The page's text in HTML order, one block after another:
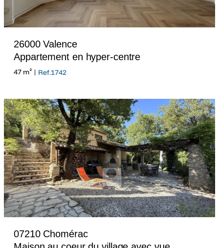
26000 Valence
Appartement en hyper-centre
47 m² | Ref.1742
07210 Chomérac